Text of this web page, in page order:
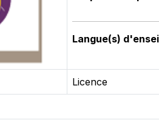
Langue(s)
Licence